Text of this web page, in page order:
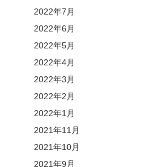
2022年7月
2022年6月
2022年5月
2022年4月
2022年3月
2022年2月
2022年1月
2021年11月
2021年10月
2021年9月